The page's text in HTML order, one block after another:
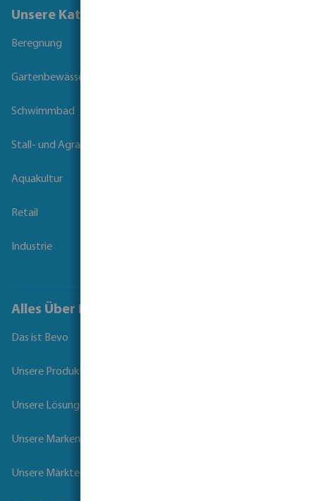
Unsere Kataloge
Beregnung
Gartenbewässerung
Schwimmbad
Stall- und Agrartechnik
Aquakultur
Retail
Industrie
Alles Über Bevo
Das ist Bevo
Unsere Produkte
Unsere Lösungen
Unsere Marken
Unsere Märkte